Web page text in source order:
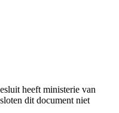
heeft ministerie van
dit document niet